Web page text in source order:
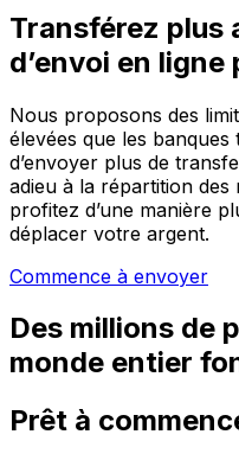
Transférez plus
d’envoi en ligne
Nous proposons des
élevées que les
d’envoyer plus de
adieu à la répartition
profitez d’une manière
déplacer votre argent.
Commence à envoyer
Des millions de
monde entier
Prêt à